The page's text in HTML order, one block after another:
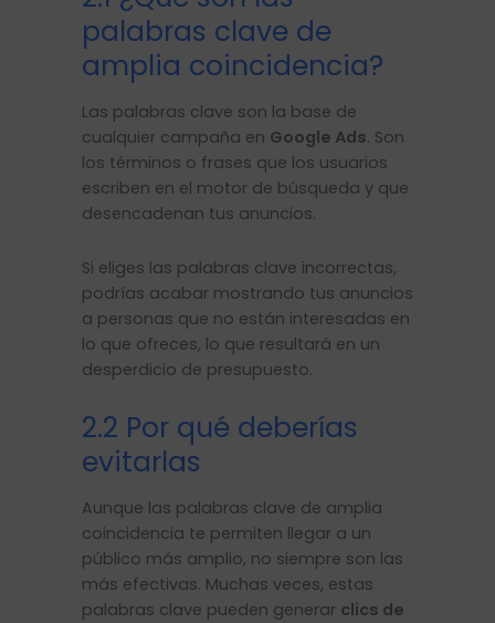
palabras clave de
amplia coincidencia?
Las palabras clave son la base de
cualquier campaña en Google Ads. Son
los términos o frases que los usuarios
escriben en el motor de búsqueda y que
desencadenan tus anuncios.
Si eliges las palabras clave incorrectas,
podrías acabar mostrando tus anuncios
a personas que no están interesadas en
lo que ofreces, lo que resultará en un
desperdicio de presupuesto.
2.2 Por qué deberías
evitarlas
Aunque las palabras clave de amplia
coincidencia te permiten llegar a un
público más amplio, no siempre son las
más efectivas. Muchas veces, estas
palabras clave pueden generar clics de